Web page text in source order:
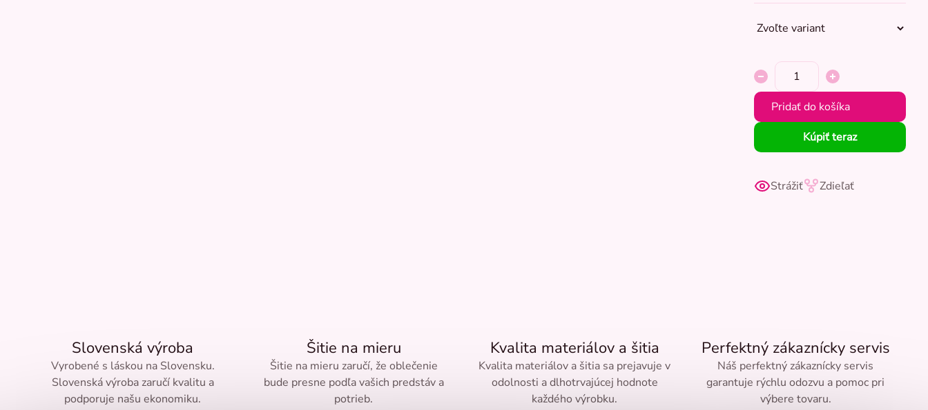
Pridať do košíka
Kúpiť teraz
Strážiť Zdieľať
Slovenská výroba
Vyrobené s láskou na Slovensku.
Slovenská výroba zaručí kvalitu a
podporuje našu ekonomiku.
Šitie na mieru
Šitie na mieru zaručí, že oblečenie
bude presne podľa vašich predstáv a
potrieb.
Kvalita materiálov a šitia
Kvalita materiálov a šitia sa prejavuje v
odolnosti a dlhotrvajúcej hodnote
každého výrobku.
Perfektný zákaznícky servis
Náš perfektný zákaznícky servis
garantuje rýchlu odozvu a pomoc pri
výbere tovaru.